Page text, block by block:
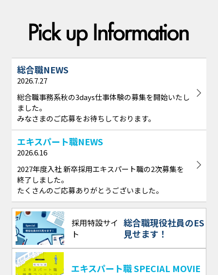
総合職NEWS
2026.7.27
総合職事務系秋の3days仕事体験の募集を開始いたし
ました。
みなさまのご応募をお待ちしております。
エキスパート職NEWS
2026.6.16
2027年度入社 新卒採用エキスパート職の2次募集を
終了しました。
たくさんのご応募ありがとうございました。
採用特設サイ
ト
総合職現役社員のES
見せます！
エキスパート職 SPECIAL MOVIE